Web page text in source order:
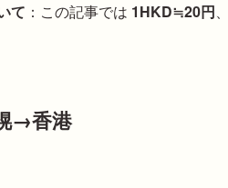
て ：この記事では 1HKD≒20円、
→香港